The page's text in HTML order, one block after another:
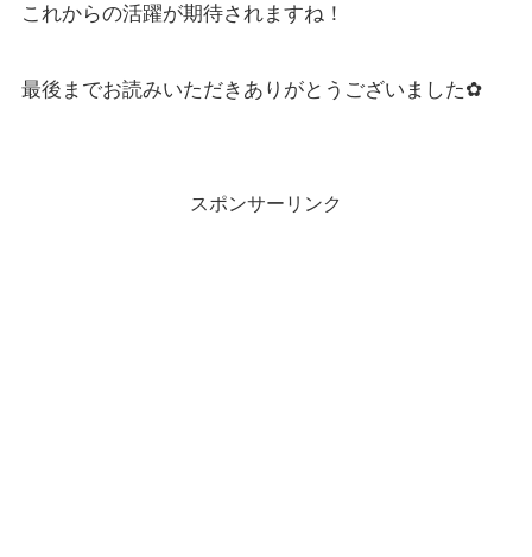
これからの活躍が期待されますね！
最後までお読みいただきありがとうございました✿
スポンサーリンク